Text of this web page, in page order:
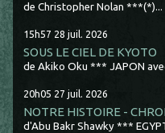
de Christopher Nolan ***(*)...
15h57 28 juil. 2026
SOUS LE CIEL DE KYOTO
de Akiko Oku *** JAPON
20h05 27 juil. 2026
NOTRE HISTOIRE -
d'Abu Bakr Shawky ***